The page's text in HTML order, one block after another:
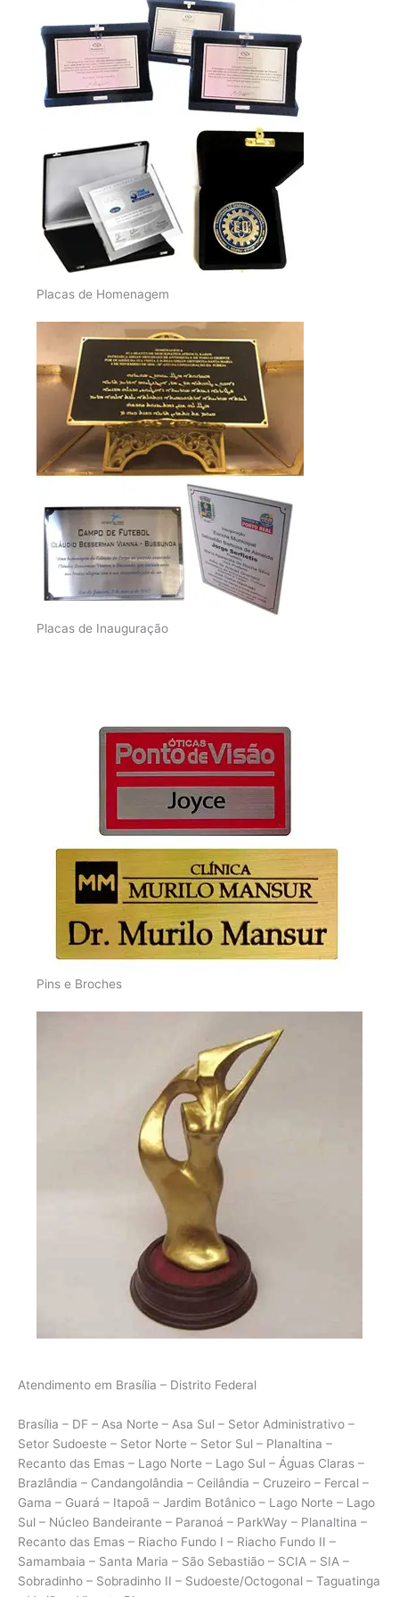
Placas de Homenagem
Placas de Inauguração
Pins e Broches
Atendimento em Brasília – Distrito Federal
Brasília – DF – Asa Norte – Asa Sul – Setor Administrativo –
Setor Sudoeste – Setor Norte – Setor Sul – Planaltina –
Recanto das Emas – Lago Norte – Lago Sul – Águas Claras –
Brazlândia – Candangolândia – Ceilândia – Cruzeiro – Fercal –
Gama – Guará – Itapoã – Jardim Botânico – Lago Norte – Lago
Sul – Núcleo Bandeirante – Paranoá – ParkWay – Planaltina –
Recanto das Emas – Riacho Fundo I – Riacho Fundo II –
Samambaia – Santa Maria – São Sebastião – SCIA – SIA –
Sobradinho – Sobradinho II – Sudoeste/Octogonal – Taguatinga